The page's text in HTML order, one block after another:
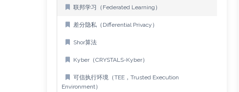
联邦学习（Federated Learning）
差分隐私（Differential Privacy）
Shor算法
Kyber（CRYSTALS-Kyber）
可信执行环境（TEE，Trusted Execution
Environment）